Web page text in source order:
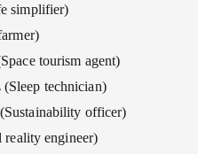
simplifier)
tourism agent)
technician)
officer)
engineer)